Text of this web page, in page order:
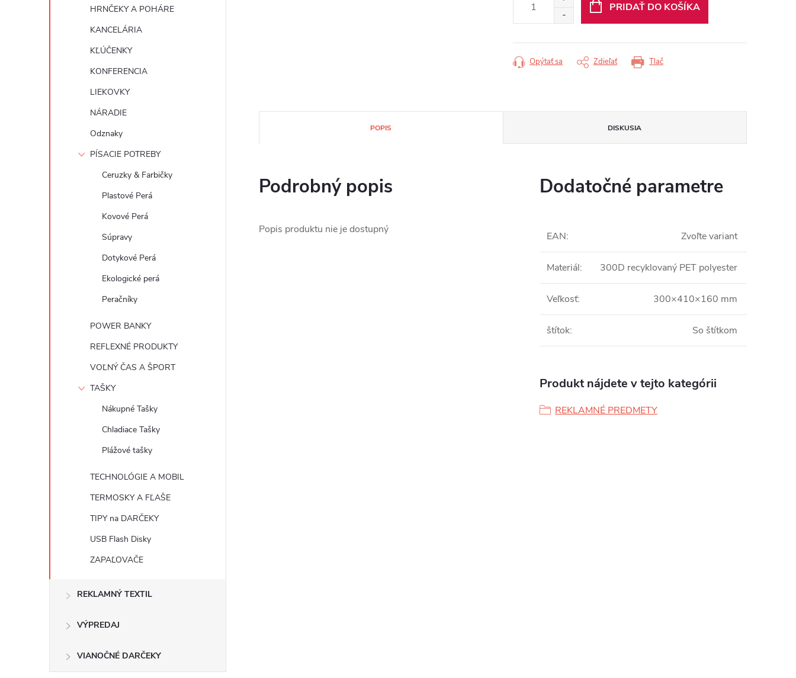
HRNČEKY A POHÁRE
KANCELÁRIA
KĽÚČENKY
KONFERENCIA
LIEKOVKY
NÁRADIE
Odznaky
PÍSACIE POTREBY
Ceruzky & Farbičky
Plastové Perá
Kovové Perá
Súpravy
Dotykové Perá
Ekologické perá
Peračníky
POWER BANKY
REFLEXNÉ PRODUKTY
VOĽNÝ ČAS A ŠPORT
TAŠKY
Nákupné Tašky
Chladiace Tašky
Plážové tašky
TECHNOLÓGIE A MOBIL
TERMOSKY A FĽAŠE
TIPY na DARČEKY
USB Flash Disky
ZAPAĽOVAČE
REKLAMNÝ TEXTIL
VÝPREDAJ
VIANOČNÉ DARČEKY
PRIDAŤ DO KOŠÍKA
Tlač
Opýtať sa Zdieľať
POPIS DISKUSIA
Podrobný popis
Popis produktu nie je dostupný
Dodatočné parametre
EAN: Zvoľte variant
Materiál: 300D recyklovaný PET polyester
Veľkosť: 300×410×160 mm
štítok: So štítkom
Produkt nájdete v tejto kategórii
REKLAMNÉ PREDMETY